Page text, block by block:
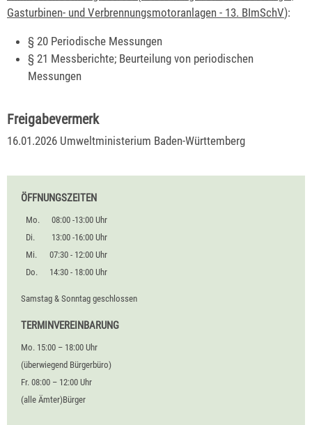
Gasturbinen- und Verbrennungsmotoranlagen - 13. BImSchV):
§ 20 Periodische Messungen
§ 21 Messberichte; Beurteilung von periodischen
Messungen
Freigabevermerk
16.01.2026 Umweltministerium Baden-Württemberg
ÖFFNUNGSZEITEN
Mo.
08:00 -13:00 Uhr
Di.
13:00 -16:00 Uhr
Mi.
07:30 - 12:00 Uhr
Do.
14:30 - 18:00 Uhr
Samstag & Sonntag geschlossen
TERMINVEREINBARUNG
Mo. 15:00 – 18:00 Uhr
(überwiegend Bürgerbüro)
Fr. 08:00 – 12:00 Uhr
(alle Ämter)Bürger